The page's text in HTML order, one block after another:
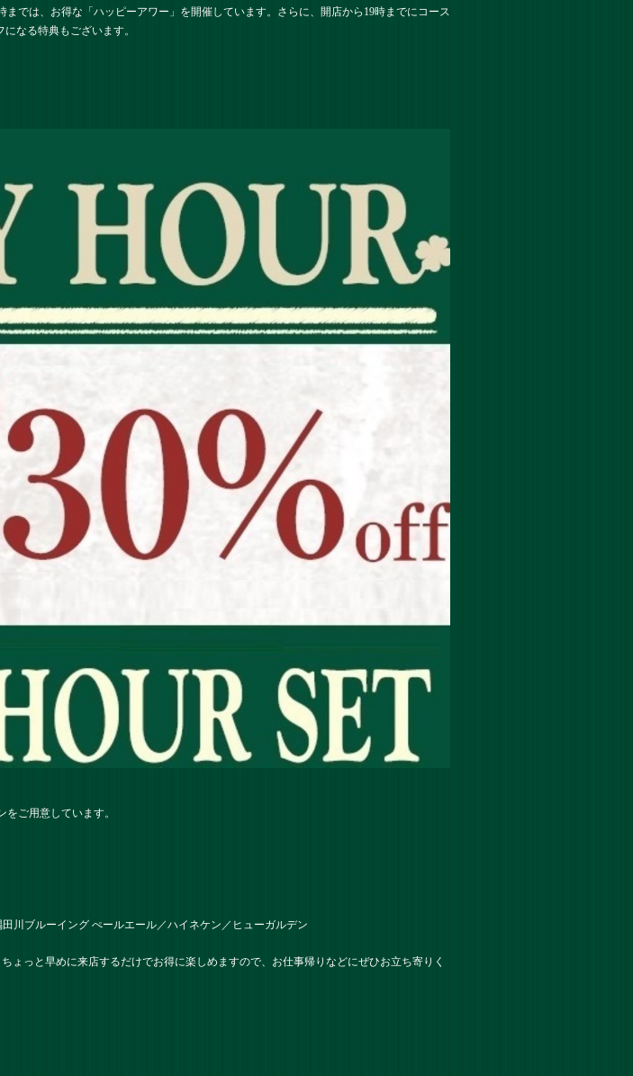
では、お得な「ハッピーアワー」を開催しています。さらに、開店から19時までにコース
なる特典もございます。
ご用意しています。
川ブルーイング ぺールエール／ハイネケン／ヒューガルデン
ょっと早めに来店するだけでお得に楽しめますので、お仕事帰りなどにぜひお立ち寄りく